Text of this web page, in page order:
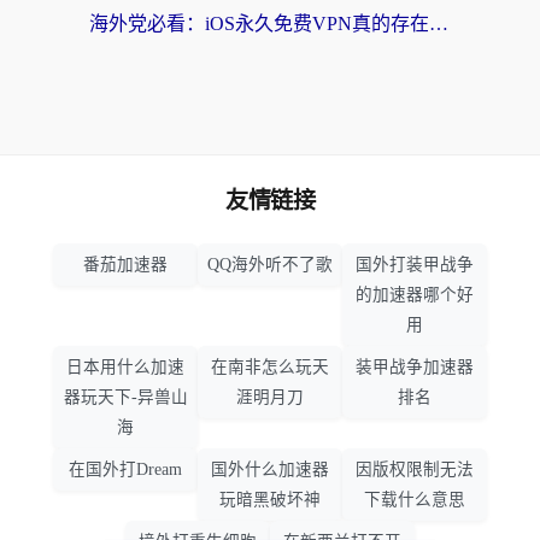
海外党必看：iOS永久免费VPN真的存在吗？教你选对回国加速器无缝刷国内资源
友情链接
番茄加速器 QQ海外听不了歌
国外打装甲战争
的加速器哪个好
用
日本用什么加速
器玩天下-异兽山
海
在南非怎么玩天
涯明月刀
装甲战争加速器
排名
在国外打Dream
国外什么加速器
玩暗黑破坏神
因版权限制无法
下载什么意思